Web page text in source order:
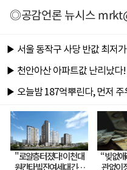
◎공감언론 뉴시스